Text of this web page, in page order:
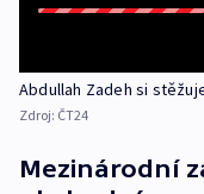
Abdullah Zadeh si
Zdroj: ČT24
Mezinárodní